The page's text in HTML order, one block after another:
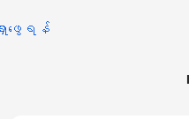
ဖွေရန်